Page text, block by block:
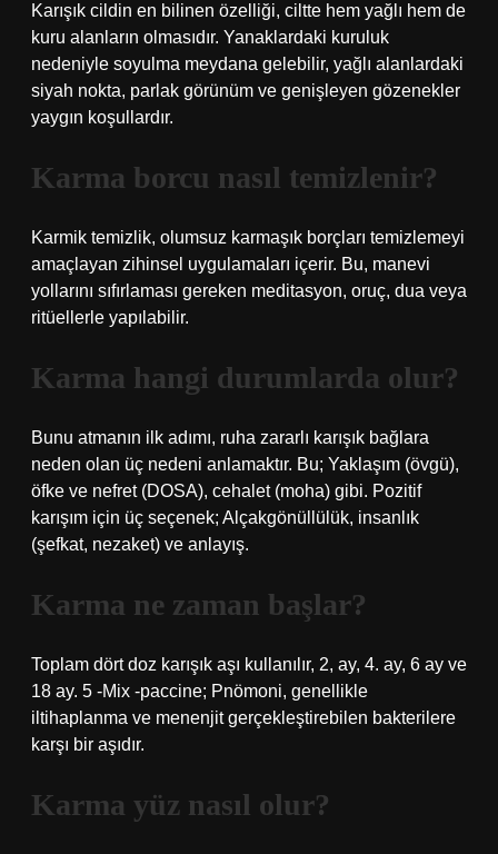
Karışık cildin en bilinen özelliği, ciltte hem yağlı hem de
kuru alanların olmasıdır. Yanaklardaki kuruluk
nedeniyle soyulma meydana gelebilir, yağlı alanlardaki
siyah nokta, parlak görünüm ve genişleyen gözenekler
yaygın koşullardır.
Karma borcu nasıl temizlenir?
Karmik temizlik, olumsuz karmaşık borçları temizlemeyi
amaçlayan zihinsel uygulamaları içerir. Bu, manevi
yollarını sıfırlaması gereken meditasyon, oruç, dua veya
ritüellerle yapılabilir.
Karma hangi durumlarda olur?
Bunu atmanın ilk adımı, ruha zararlı karışık bağlara
neden olan üç nedeni anlamaktır. Bu; Yaklaşım (övgü),
öfke ve nefret (DOSA), cehalet (moha) gibi. Pozitif
karışım için üç seçenek; Alçakgönüllülük, insanlık
(şefkat, nezaket) ve anlayış.
Karma ne zaman başlar?
Toplam dört doz karışık aşı kullanılır, 2, ay, 4. ay, 6 ay ve
18 ay. 5 -Mix -paccine; Pnömoni, genellikle
iltihaplanma ve menenjit gerçekleştirebilen bakterilere
karşı bir aşıdır.
Karma yüz nasıl olur?